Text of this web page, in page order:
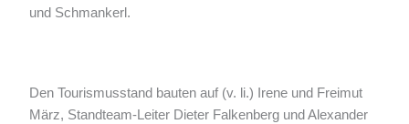
und Schmankerl.
Den Tourismusstand bauten auf (v. li.) Irene und Freimut
März, Standteam-Leiter Dieter Falkenberg und Alexander